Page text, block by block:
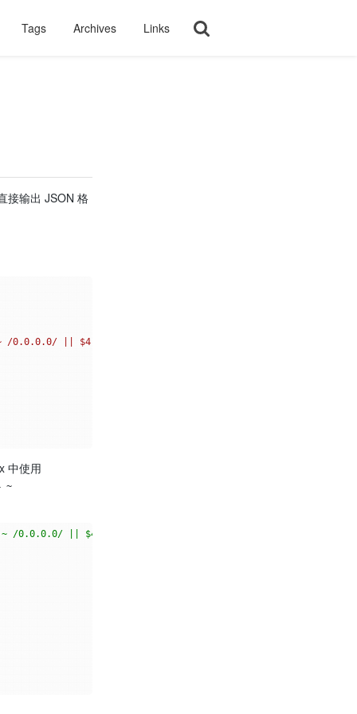
Tags Archives Links
接输出 JSON 格
0.0.0.0/ || $4 ~ /127.0.0.1/)print $5}'"""
中使用
~
/0.0.0.0/ || $4 ~ /127.0.0.1/)print $5}'